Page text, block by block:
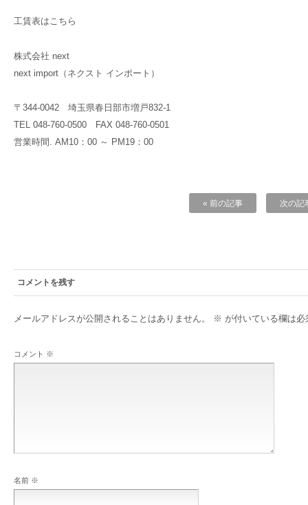
工賃表はこちら
株式会社 next
next import（ネクスト インポート）
〒344-0042 埼玉県春日部市増戸832-1
TEL 048-760-0500 FAX 048-760-0501
営業時間. AM10：00 ～ PM19：00
« 前の記事 次の記
コメントを残す
メールアドレスが公開されることはありません。 ※ が付いている欄は必
コメント ※
名前 ※